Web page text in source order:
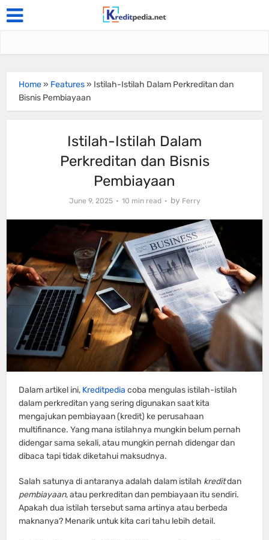
Home» Features» Istilah-Istilah Dalam Perkreditan dan
Bisnis Pembiayaan
Istilah-Istilah Dalam
Perkreditan dan Bisnis
Pembiayaan
June 9, 2025 10 min read by Ferry
Dalam artikel ini, Kreditpedia coba mengulas istilah-istilah
dalam perkreditan yang sering digunakan saat kita
mengajukan pembiayaan (kredit) ke perusahaan
multifinance. Yang mana istilahnya mungkin belum pernah
didengar sama sekali, atau mungkin pernah didengar dan
dibaca tapi tidak diketahui maksudnya.
Salah satunya di antaranya adalah dalam istilah kreditdan
pembiayaan, atau perkreditan dan pembiayaan itu sendiri.
Apakah dua istilah tersebut sama artinya atau berbeda
maknanya? Menarik untuk kita cari tahu lebih detail.